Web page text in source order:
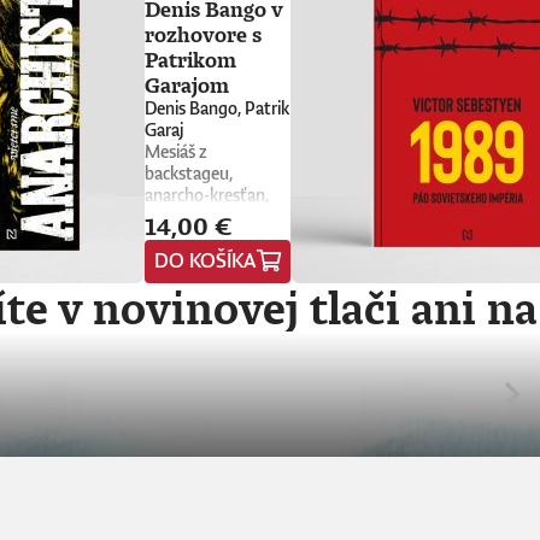
Denis Bango v
rozhovore s
Patrikom
Garajom
Denis Bango, Patrik
Garaj
Mesiáš z
backstageu,
anarcho-kresťan,
trubadúr lásky aj
drzá držka.
Vlajkonosič utópie,
otec scény,
Nietzscheho
pravnuk, sezónny
radov.Denis Bango
14,00 €
DO KOŠÍKA
v novinovej tlači ani